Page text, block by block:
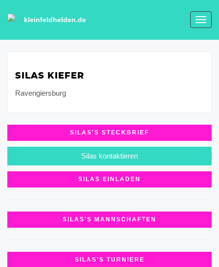
kleinfeldhelden.de
SILAS KIEFER
Ravengiersburg
SILAS'S STECKBRIEF
Silas kontaktieren
SILAS EINLADEN
SILAS'S MANNSCHAFTEN
SILAS'S TURNIERE